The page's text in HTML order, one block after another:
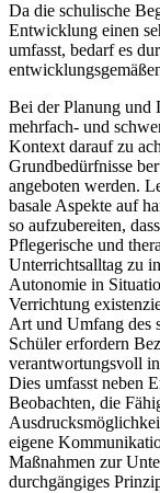
Da die schulische
Entwicklung einen
umfasst, bedarf es
Bei der Planung und
mehrfach- und
Kontext darauf zu
Grundbedürfnisse
angeboten werden.
basale Aspekte auf
so aufzubereiten,
Pflegerische und
Unterrichtsalltag zu
Autonomie in
Verrichtung
Art und Umfang des
Schüler erfordern
verantwortungsvoll
Dies umfasst neben
Beobachten, die
eigene
Maßnahmen zur
durchgängiges